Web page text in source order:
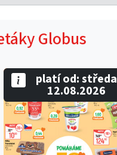
Globus
platí od: středa
12.08.2026